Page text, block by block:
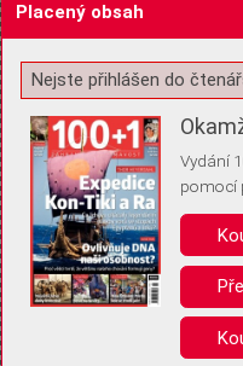
Žádost o souhlas s
Pro základní fungování webu
(tzv. cookies apod.). Rádi
uložením volitelných informací:
Anonymní unikátní ID
Díky němu příště poznáme, že
Placený obsah
Nejste přihlášen do
Vydání
pomocí